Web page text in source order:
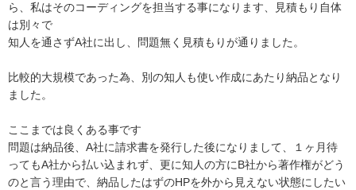
ら、私はそのコーディングを担当する事になります、見積もり自体
は別々で
知人を通さずA社に出し、問題無く見積もりが通りました。
比較的大規模であった為、別の知人も使い作成にあたり納品となり
ました。
ここまでは良くある事です
問題は納品後、A社に請求書を発行した後になりまして、１ヶ月待
ってもA社から払い込まれず、更に知人の方にB社から著作権がどう
のと言う理由で、納品したはずのHPを外から見えない状態にしたい